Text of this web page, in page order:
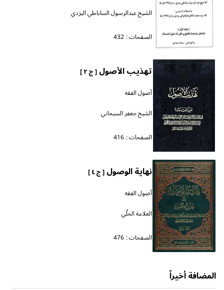
الشيخ عبدالرسول الساباطي اليزدي
الصفحات : 432
تهذيب الأصول[ ج ٢ ]
أصول الفقه
الشيخ جعفر السبحاني
الصفحات : 416
نهاية الوصول[ ج ٤ ]
أصول الفقه
العلامة الحلّي
الصفحات : 476
المضافة أخيراً